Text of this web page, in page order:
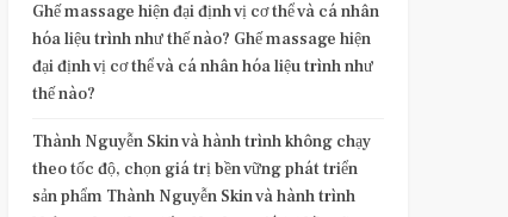
Ghế massage hiện đại định vị cơ thể và cá nhân
hóa liệu trình như thế nào? Ghế massage hiện
đại định vị cơ thể và cá nhân hóa liệu trình như
thế nào?
Thành Nguyễn Skin và hành trình không chạy
theo tốc độ, chọn giá trị bền vững phát triển
sản phẩm Thành Nguyễn Skin và hành trình